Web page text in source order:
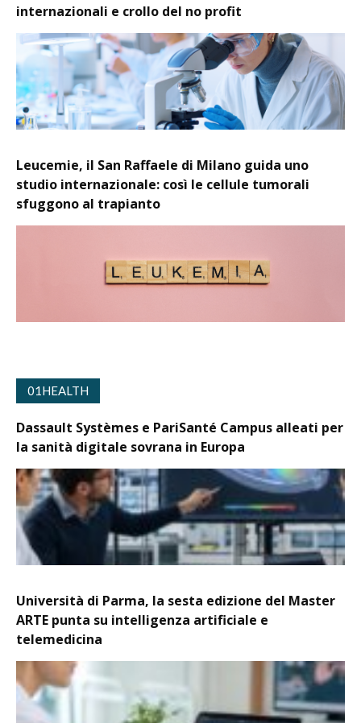
internazionali e crollo del no profit
Leucemie, il San Raffaele di Milano guida uno
studio internazionale: così le cellule tumorali
sfuggono al trapianto
01HEALTH
Dassault Systèmes e PariSanté Campus alleati per
la sanità digitale sovrana in Europa
Università di Parma, la sesta edizione del Master
ARTE punta su intelligenza artificiale e
telemedicina